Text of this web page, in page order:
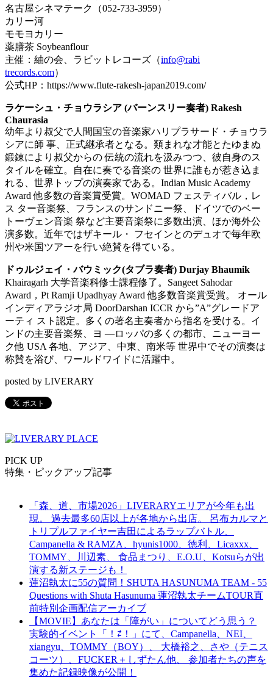
名古屋シネマテーク（052-733-3959）
カリー河
モモヨカリー
薬膳茶 Soybeanflour
主催：紬の会、ラビットレコーズ（info@rabi
trecords.com）
公式HP：https://www.flute-rakesh-japan2019.com/
ラケーシュ・チョウラシア (バーンスリー奏者) Rakesh
Chaurasia
幼年より叔父で人間国宝の音楽家ハリプラサード・チョウラ
シアに師 事、正式継承者となる。類まれな才能とたゆまぬ
鍛錬により叔父からの 伝統の流れを汲みつつ、彼自身のス
タイルを確立。自在に奏でる音楽の 世界に誰もが惹き込ま
れる、世界トップの演奏家である。Indian Music Academy
Award 他多数の音楽賞受賞。WOMAD フェスティバル，レ
ス ター音楽祭、フランスのサンドニー祭、ドイツでのベー
トーヴェン音楽 祭など主要音楽祭に多数出演、ほか海外公
演多数。近年ではザキール・ フセインとのデュオで毎年欧
州や米国ツアーを行い絶賛を得ている。
ドゥルジェイ・バウミック(タブラ奏者) Durjay Bhaumik
Khairagarh 大学音楽科修士課程修了。Sangeet Sahodar
Award，Pt Ramji Upadhyay Award 他多数音楽賞受賞。 オール
インディアラジオ局 DoorDarshan ICCR から”A”グレードア
ーティ スト認定。多くの著名主奏者から指名を受ける。イ
ンドの主要音楽祭、ヨ ―ロッパの多くの都市、ニューヨー
ク他 USA 各地、アジア、中東、南米等 世界中でその演奏は
称賛を浴び、ワールドワイドに活躍中。
posted by LIVERARY
PICK UP
特集・ピックアップ記事
「森、道、市場2026」LIVERARYエリアが今年も出
現。 過去最多60店以上が各地から出店。 呂布カルマと
トリプルファイヤー吉田によるラップバトル、
Campanella & RAMZA、hyunis1000、徳利、Licaxxx、
TOMMY、川辺素、 食品まつり、E.O.U、Kotsuらが出
演する新ステージも！
蓮沼執太に55の質問！SHUTA HASUNUMA TEAM - 55
Questions with Shuta Hasunuma 蓮沼執太チームTOUR直
前特別企画配信アーカイブ
【MOVIE】あなたは「障がい」についてどう思う？
実験的イベント「！⇄！」にて、Campanella、NEI、
xiangyu、TOMMY（BOY）、 大橋裕之、さや（テニス
コーツ）、FUCKER＋しずたん他、 参加者たちの声を
集めた記録映像が公開！